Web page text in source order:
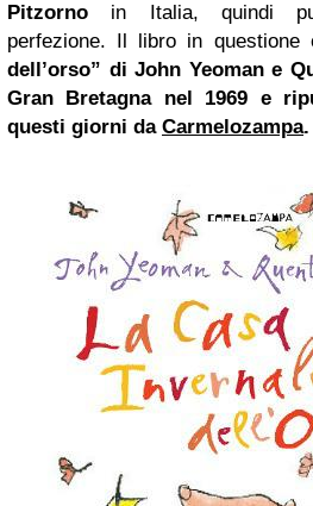
Pitzorno in Italia, quindi
perfezione. Il libro in questione
dell’orso” di John Yeoman e
Gran Bretagna nel 1969 e
questi giorni da Carmelozampa.